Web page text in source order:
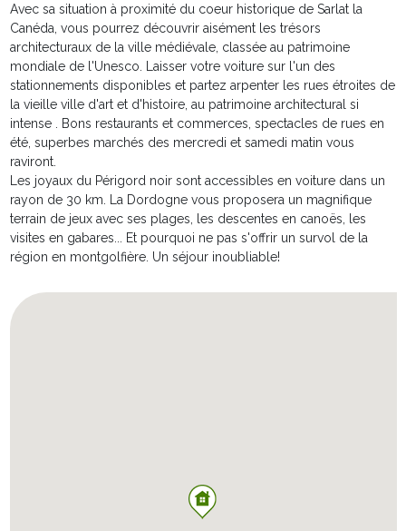
vacanciers et celle de nos amis à quatre pattes.
- Située au premier niveau de la maison, la vaste terrasse
aménagée avec table, chaises, chaises longues, est un cadre
propice pour les repas en extérieurs ou les moments de détente
après les excursions dans la région.
- Parking pour plusieurs voitures dans le jardin et un abri couvert
pour une voiture.
Avec sa situation à proximité du coeur historique de Sarlat la
Canéda, vous pourrez découvrir aisément les trésors
architecturaux de la ville médiévale, classée au patrimoine
mondiale de l'Unesco. Laisser votre voiture sur l'un des
stationnements disponibles et partez arpenter les rues étroites de
la vieille ville d'art et d'histoire, au patrimoine architectural si
intense . Bons restaurants et commerces, spectacles de rues en
été, superbes marchés des mercredi et samedi matin vous
raviront.
Les joyaux du Périgord noir sont accessibles en voiture dans un
rayon de 30 km. La Dordogne vous proposera un magnifique
terrain de jeux avec ses plages, les descentes en canoës, les
visites en gabares... Et pourquoi ne pas s'offrir un survol de la
région en montgolfière. Un séjour inoubliable!